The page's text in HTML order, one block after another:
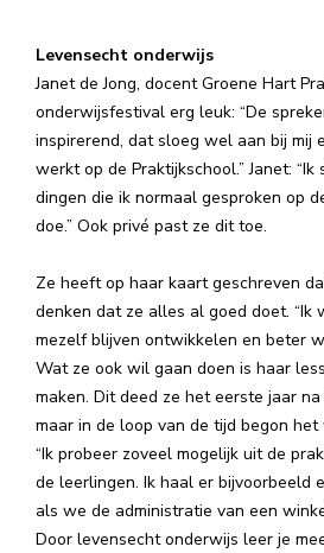
Levensecht onderwijs
Janet de Jong, docent Groene Hart
onderwijsfestival erg leuk: “De
inspirerend, dat sloeg wel aan bij mij
werkt op de Praktijkschool.” Janet:
dingen die ik normaal gesproken op
doe.” Ook privé past ze dit toe.
Ze heeft op haar kaart geschreven
denken dat ze alles al goed doet. “Ik
mezelf blijven ontwikkelen en beter
Wat ze ook wil gaan doen is haar
maken. Dit deed ze het eerste jaar
maar in de loop van de tijd begon het
“Ik probeer zoveel mogelijk uit de
de leerlingen. Ik haal er bijvoorbeeld
als we de administratie van een
Door levensecht onderwijs leer je